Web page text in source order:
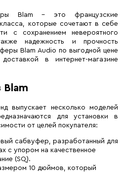
Blam – это французские
которые сочетают в себе
с сохранением невероятного
надежность и прочность
Blam Audio по выгодной цене
в интернет-магазине
Blam
выпускает несколько моделей
для установки в
от целей покупателя:
сабвуфер, разработанный для
с упором на качественное
(SQ).
10 дюймов, который